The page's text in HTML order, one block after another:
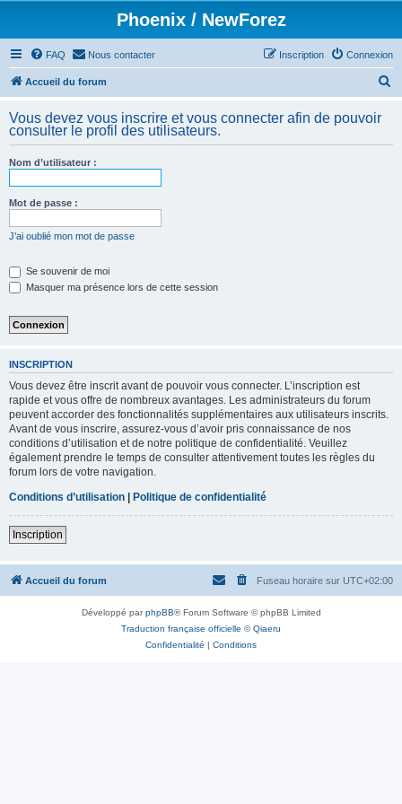
Phoenix / NewForez
FAQ Nous contacter Connexion
Inscription
Accueil du forum
h
Vous devez vous inscrire et vous connecter afin de pouvoir
consulter le profil des utilisateurs.
Nom d’utilisateur :
Mot de passe :
J’ai oublié mon mot de passe
Se souvenir de moi
Masquer ma présence lors de cette session
INSCRIPTION
Vous devez être inscrit avant de pouvoir vous connecter. L’inscription est
rapide et vous offre de nombreux avantages. Les administrateurs du forum
peuvent accorder des fonctionnalités supplémentaires aux utilisateurs inscrits.
Avant de vous inscrire, assurez-vous d’avoir pris connaissance de nos
conditions d’utilisation et de notre politique de confidentialité. Veuillez
également prendre le temps de consulter attentivement toutes les règles du
forum lors de votre navigation.
Conditions d’utilisation | Politique de confidentialité
Inscription
Accueil du forum Fuseau horaire sur UTC+02:00
Développé parphpBB® Forum Software © phpBB Limited
Traduction française officielle ©Qiaeru
Confidentialité | Conditions